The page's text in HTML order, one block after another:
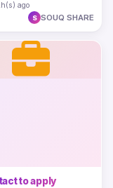
ago
S SOUQ SHARE
to apply